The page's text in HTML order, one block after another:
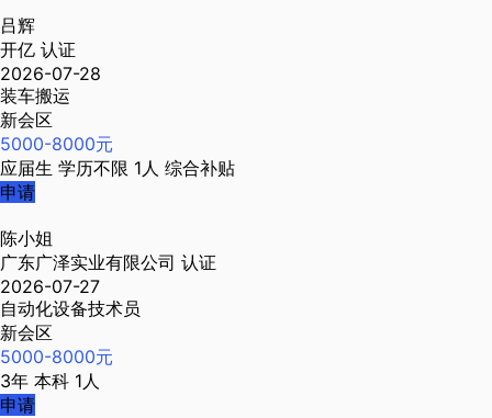
吕辉
开亿 认证
2026-07-28
装车搬运
新会区
5000-8000元
应届生 学历不限 1人 综合补贴
申请
陈小姐
广东广泽实业有限公司 认证
2026-07-27
自动化设备技术员
新会区
5000-8000元
3年 本科 1人
申请